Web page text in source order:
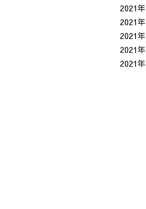
2021
2021
2021
2021
2021